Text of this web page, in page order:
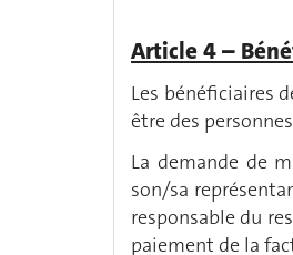
Article 4 –
Les bénéficiaires
être des
La demande de
son/sa
responsable du
paiement de la